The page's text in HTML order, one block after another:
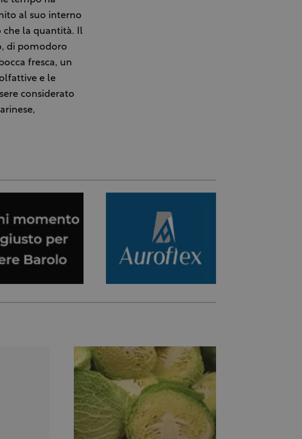
al suo interno
la quantità. Il
di pomodoro
fresca, un
e le
considerato